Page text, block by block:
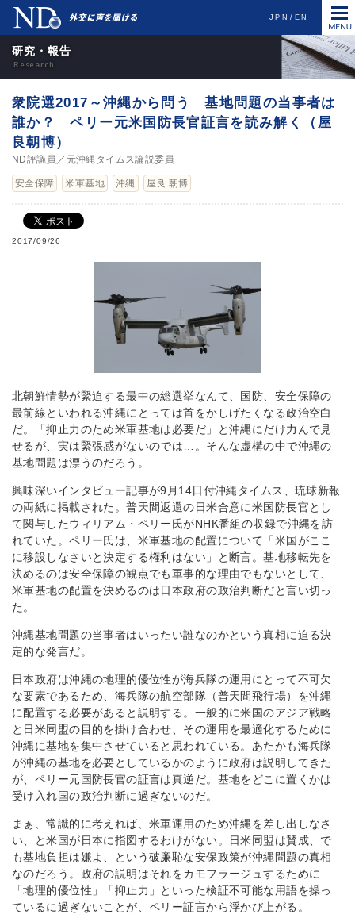
JPN EN
研究・報告
衆院選2017～沖縄から問う 基地問題の当事者は
誰か？ ペリー元米国防長官証言を読み解く（屋
良朝博）
ND評議員／元沖縄タイムス論説委員
安全保障 米軍基地 沖縄 屋良 朝博
2017/09/26
北朝鮮情勢が緊迫する最中の総選挙なんて、国防、安全保障の
最前線といわれる沖縄にとっては首をかしげたくなる政治空白
だ。「抑止力のため米軍基地は必要だ」と沖縄にだけ力んで見
せるが、実は緊張感がないのでは…。そんな虚構の中で沖縄の
基地問題は漂うのだろう。
興味深いインタビュー記事が9月14日付沖縄タイムス、琉球新報
の両紙に掲載された。普天間返還の日米合意に米国防長官とし
て関与したウィリアム・ペリー氏がNHK番組の収録で沖縄を訪
れていた。ペリー氏は、米軍基地の配置について「米国がここ
に移設しなさいと決定する権利はない」と断言。基地移転先を
決めるのは安全保障の観点でも軍事的な理由でもないとして、
米軍基地の配置を決めるのは日本政府の政治判断だと言い切っ
た。
沖縄基地問題の当事者はいったい誰なのかという真相に迫る決
定的な発言だ。
日本政府は沖縄の地理的優位性が海兵隊の運用にとって不可欠
な要素であるため、海兵隊の航空部隊（普天間飛行場）を沖縄
に配置する必要があると説明する。一般的に米国のアジア戦略
と日米同盟の目的を掛け合わせ、その運用を最適化するために
沖縄に基地を集中させていると思われている。あたかも海兵隊
が沖縄の基地を必要としているかのように政府は説明してきた
が、ペリー元国防長官の証言は真逆だ。基地をどこに置くかは
受け入れ国の政治判断に過ぎないのだ。
まぁ、常識的に考えれば、米軍運用のため沖縄を差し出しなさ
い、と米国が日本に指図するわけがない。日米同盟は賛成、で
も基地負担は嫌よ、という破廉恥な安保政策が沖縄問題の真相
なのだろう。政府の説明はそれをカモフラージュするために
「地理的優位性」「抑止力」といった検証不可能な用語を操っ
ているに過ぎないことが、ペリー証言から浮かび上がる。